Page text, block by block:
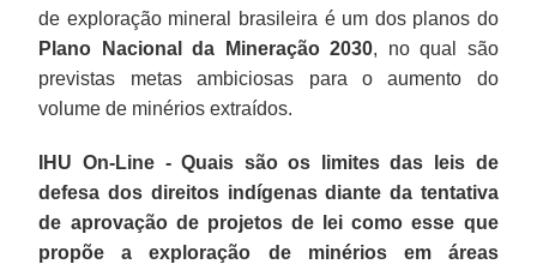
de exploração mineral brasileira é um dos planos do
Plano Nacional da Mineração 2030, no qual são
previstas metas ambiciosas para o aumento do
volume de minérios extraídos.
IHU On-Line - Quais são os limites das leis de
defesa dos direitos indígenas diante da tentativa
de aprovação de projetos de lei como esse que
propõe a exploração de minérios em áreas